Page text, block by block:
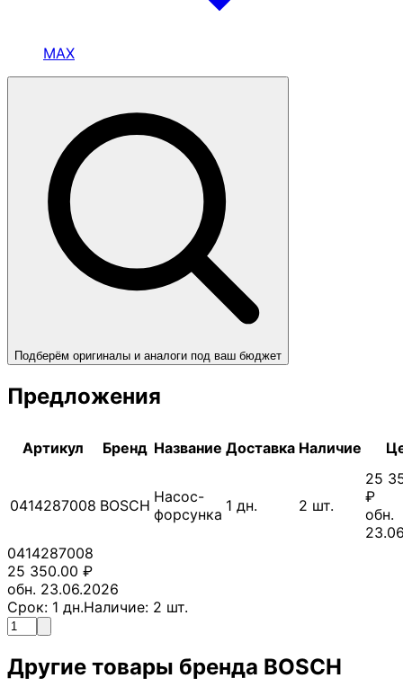
MAX
Подберём оригиналы и аналоги под ваш бюджет
Предложения
Артикул Бренд Название Доставка Наличие
0414287008 BOSCH Насос-
форсунка 1 дн. 2 шт.
25
₽
обн.
0414287008
25 350.00 ₽
обн. 23.06.2026
Срок: 1 дн.Наличие: 2 шт.
Другие товары бренда BOSCH